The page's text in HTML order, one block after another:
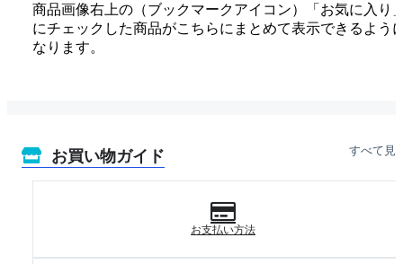
商品画像右上の（ブックマークアイコン）「お気に入り
にチェックした商品がこちらにまとめて表示できるよう
なります。
お買い物ガイド すべて見
お支払い方法